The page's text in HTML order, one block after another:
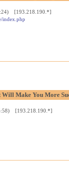
[193.218.190.*]
index.php
Will Make You More
[193.218.190.*]